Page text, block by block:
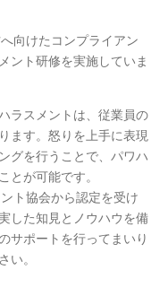
向けたコンプライアン
ント研修を実施していま
ラスメントは、従業員の
ます。怒りを上手に表現
グを行うことで、パワハ
とが可能です。
ト協会から認定を受け
した知見とノウハウを備
サポートを行ってまいり
い。